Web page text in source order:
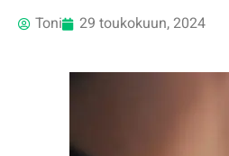
Toni 29 toukokuun, 2024